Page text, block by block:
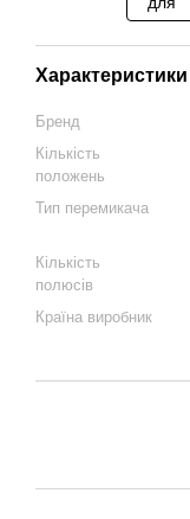
Характеристики
Бренд
Кількість
положень
Тип перемикача
Кількість
полюсів
Країна виробник